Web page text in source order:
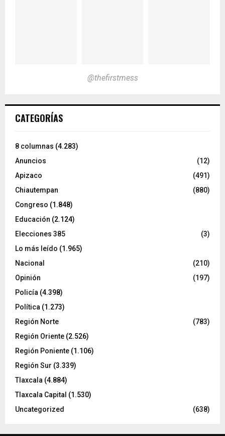
@thefirstmess
CATEGORÍAS
8 columnas (4.283)
Anuncios
(12)
Apizaco
(491)
Chiautempan
(880)
Congreso (1.848)
Educación (2.124)
Elecciones 385
(3)
Lo más leído (1.965)
Nacional
(210)
Opinión
(197)
Policía (4.398)
Política (1.273)
Región Norte
(783)
Región Oriente (2.526)
Región Poniente (1.106)
Región Sur (3.339)
Tlaxcala (4.884)
Tlaxcala Capital (1.530)
Uncategorized
(638)